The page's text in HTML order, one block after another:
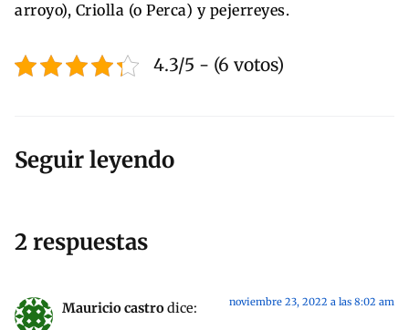
arroyo), Criolla (o Perca) y pejerreyes.
4.3/5 - (6 votos)
Seguir leyendo
2 respuestas
Mauricio castrodice: noviembre 23, 2022 a las 8:02 am